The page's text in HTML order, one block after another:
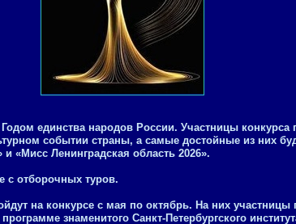
единства народов России. Участницы конкурса
событии страны, а самые достойные из них
и «Мисс Ленинградская область 2026».
с отборочных туров.
на конкурсе с мая по октябрь. На них участницы
знаменитого Санкт-Петербургского